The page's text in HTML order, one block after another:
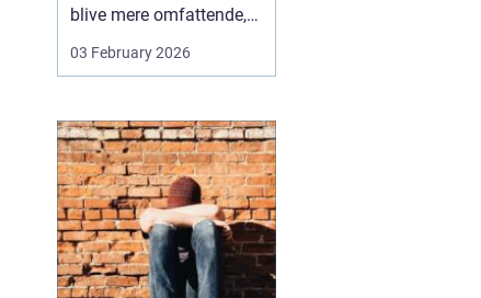
blive mere omfattende,
end man først tror. Der er
nøgler, flyttekasser,
parkering, møbler der
skal skilles ad, og
ejendele med
affektionsværdi, som
helst skal komme sikkert
frem. Mange vælger
der...
03 February 2026